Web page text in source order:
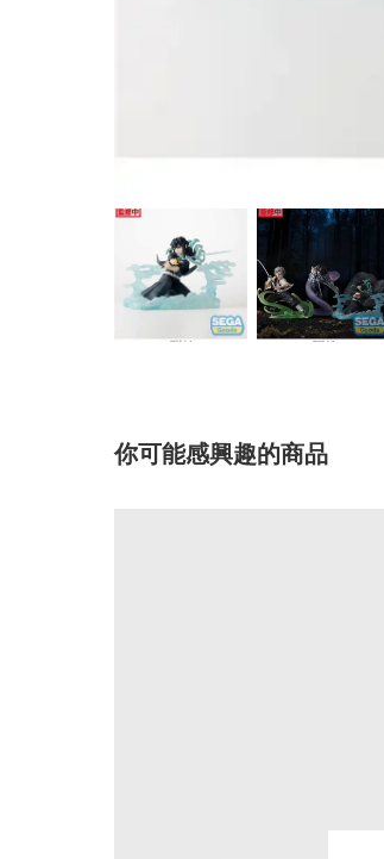
你可能感興趣的商品